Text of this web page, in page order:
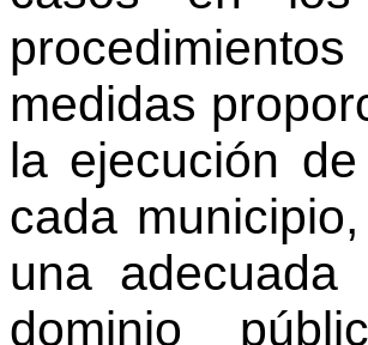
medidas
la ejecución
cada
una
dominio